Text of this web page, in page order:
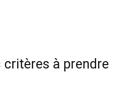
critères à prendre